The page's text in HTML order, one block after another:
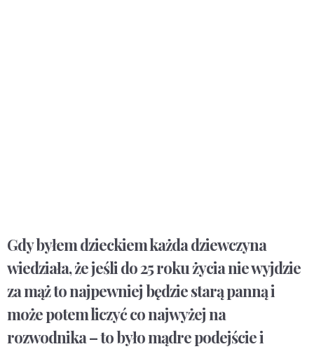
Gdy byłem dzieckiem każda dziewczyna
wiedziała, że jeśli do 25 roku życia nie wyjdzie
za mąż to najpewniej będzie starą panną i
może potem liczyć co najwyżej na
rozwodnika – to było mądre podejście i